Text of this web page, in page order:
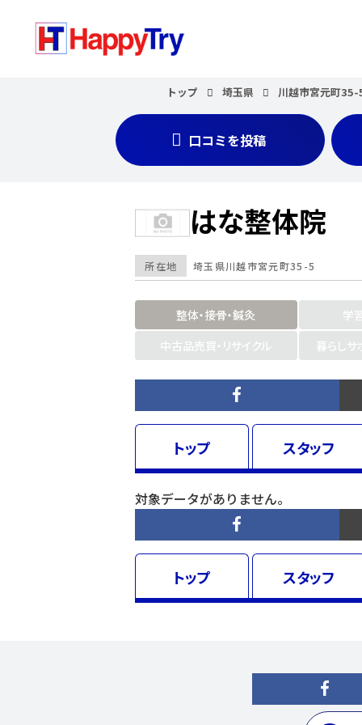
トップ 埼玉県 川越市宮元町35-
口コミを投稿
はな整体院
所在地 埼玉県川越市宮元町35-5
整体・接骨・鍼灸
学
中古品売買・リサイクル
暮らしサ
トップ スタッフ
対象データがありません。
トップ スタッフ